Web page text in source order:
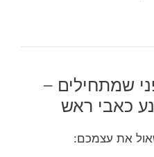
שמתחילים –
כאבי ראש
את עצמכם: